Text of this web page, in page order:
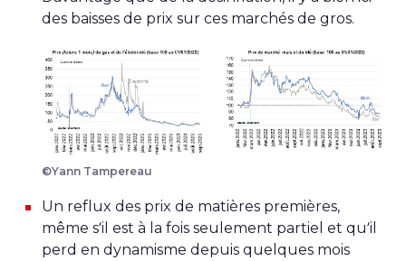
des baisses de prix sur ces marchés de gros.
©Yann Tampereau
Un reflux des prix de matières premières,
même s’il est à la fois seulement partiel et qu’il
perd en dynamisme depuis quelques mois